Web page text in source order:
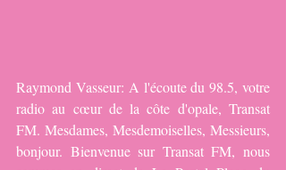
Raymond Vasseur: A l'écoute du 98.5, votre
radio au cœur de la côte d'opale, Transat
FM. Mesdames, Mesdemoiselles, Messieurs,
bonjour. Bienvenue sur Transat FM, nous